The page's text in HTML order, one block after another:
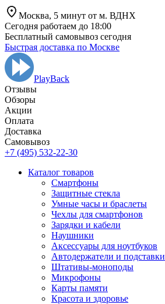
Москва, 5 минут от м. ВДНХ
Сегодня работаем до 18:00
Бесплатный самовывоз сегодня
Быстрая доставка по Москве
PlayBack
Отзывы
Обзоры
Aкции
Оплата
Доставка
Самовывоз
+7 (495) 532-22-30
Каталог товаров
Смартфоны
Защитные стекла
Умные часы и браслеты
Чехлы для смартфонов
Зарядки и кабели
Наушники
Аксессуары для ноутбуков
Автодержатели и подставки
Штативы-моноподы
Микрофоны
Карты памяти
Красота и здоровье